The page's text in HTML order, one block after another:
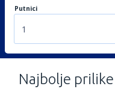
Putnici
1
Najbolje